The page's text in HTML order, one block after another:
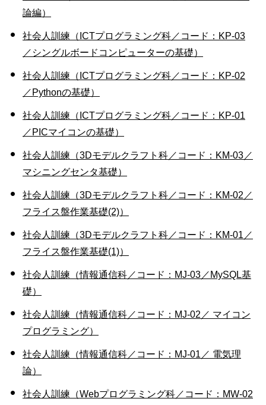
論編）
社会人訓練（ICTプログラミング科／コード：KP-03
／シングルボードコンピューターの基礎）
社会人訓練（ICTプログラミング科／コード：KP-02
／Pythonの基礎）
社会人訓練（ICTプログラミング科／コード：KP-01
／PICマイコンの基礎）
社会人訓練（3Dモデルクラフト科／コード：KM-03／
マシニングセンタ基礎）
社会人訓練（3Dモデルクラフト科／コード：KM-02／
フライス盤作業基礎(2)）
社会人訓練（3Dモデルクラフト科／コード：KM-01／
フライス盤作業基礎(1)）
社会人訓練（情報通信科／コード：MJ-03／MySQL基
礎）
社会人訓練（情報通信科／コード：MJ-02／ マイコン
プログラミング）
社会人訓練（情報通信科／コード：MJ-01／ 電気理
論）
社会人訓練（Webプログラミング科／コード：MW-02